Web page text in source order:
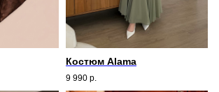
Костюм Alama
9 990 р.